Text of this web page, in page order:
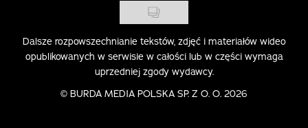
Dalsze rozpowszechnianie tekstów, zdjęć i materiałów wideo
opublikowanych w serwisie w całości lub w części wymaga
uprzedniej zgody wydawcy.
© BURDA MEDIA POLSKA SP. Z O. O. 2026